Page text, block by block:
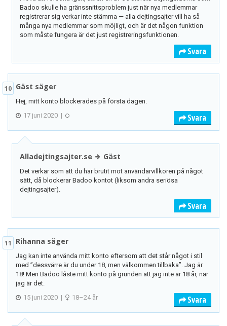
Badoo skulle ha gränssnittsproblem just när nya medlemmar
registrerar sig verkar inte stämma — alla dejtingsajter vill ha så
många nya medlemmar som möjligt, och är det någon funktion
som måste fungera är det just registreringsfunktionen.
Svara
10 Gäst säger
Hej, mitt konto blockerades på första dagen.
17 juni 2020 | Svara
Alladejtingsajter.se Gäst
Det verkar som att du har brutit mot användarvillkoren på något
sätt, då blockerar Badoo kontot (liksom andra seriösa
dejtingsajter).
Svara
11 Rihanna säger
Jag kan inte använda mitt konto eftersom att det står något i stil
med ”dessvärre är du under 18, men välkommen tillbaka”. Jag är
18! Men Badoo låste mitt konto på grunden att jag inte är 18 år, när
jag är det.
15 juni 2020 | 18–24 år Svara